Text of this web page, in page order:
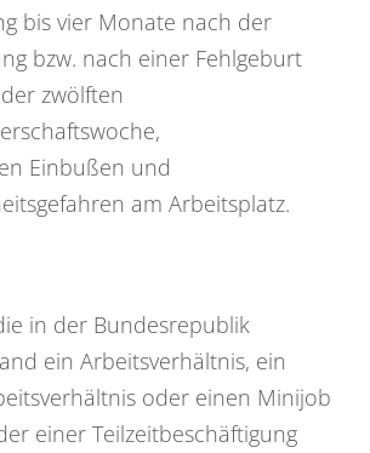
bis vier Monate nach der
bzw. nach einer Fehlgeburt
zwölften
Einbußen und
am Arbeitsplatz.
in der Bundesrepublik
ein Arbeitsverhältnis, ein
oder einen Minijob
einer Teilzeitbeschäftigung